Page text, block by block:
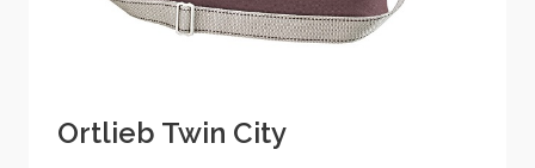
Ortlieb Twin City